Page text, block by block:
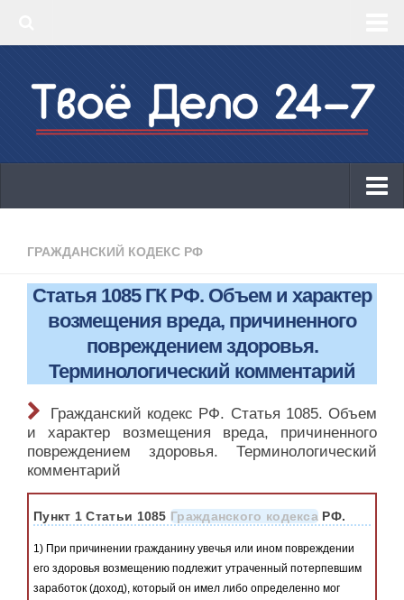
‣ КБК 2019
КБК 2019
ОКВЭД 2019
Законодательство
ГРАЖДАНСКИЙ КОДЕКС РФ
Статья 1085 ГК РФ. Объем и характер
возмещения вреда, причиненного
повреждением здоровья.
Терминологический комментарий
Гражданский кодекс РФ. Статья 1085. Объем
и характер возмещения вреда, причиненного
повреждением здоровья. Терминологический
комментарий
Пункт 1 Статьи 1085Гражданского кодекса РФ.
1) При причинении гражданину увечья или ином повреждении
его здоровья возмещению подлежит утраченный потерпевшим
заработок (доход), который он имел либо определенно мог